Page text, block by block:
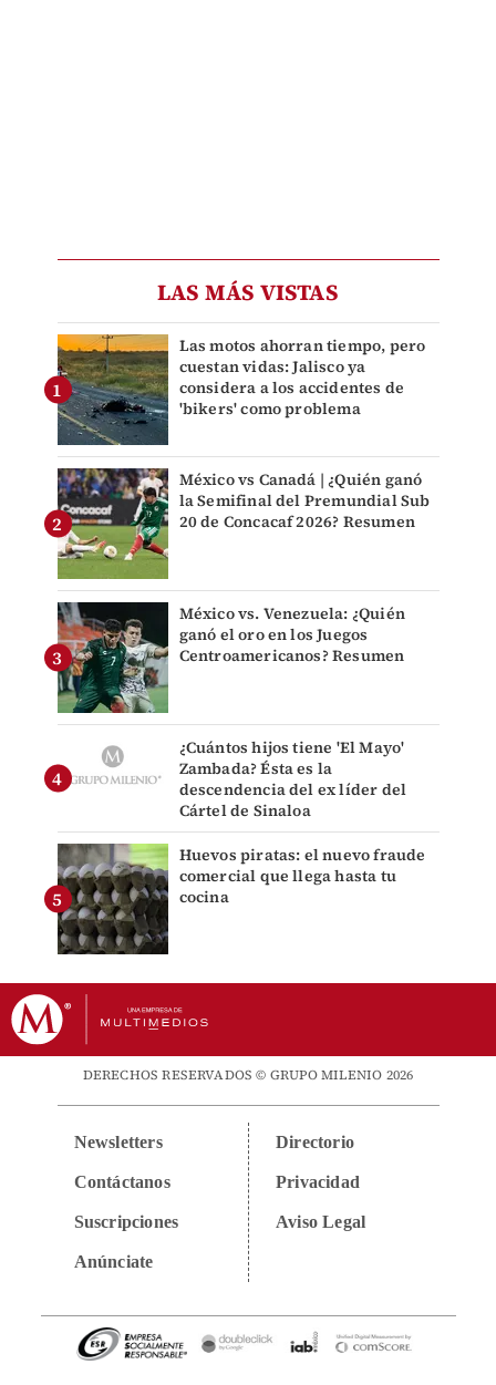
LAS MÁS VISTAS
Las motos ahorran tiempo, pero
cuestan vidas: Jalisco ya
considera a los accidentes de
'bikers' como problema
México vs Canadá | ¿Quién ganó
la Semifinal del Premundial Sub
20 de Concacaf 2026? Resumen
México vs. Venezuela: ¿Quién
ganó el oro en los Juegos
Centroamericanos? Resumen
¿Cuántos hijos tiene 'El Mayo'
Zambada? Ésta es la
descendencia del ex líder del
Cártel de Sinaloa
Huevos piratas: el nuevo fraude
comercial que llega hasta tu
cocina
DERECHOS RESERVADOS © GRUPO MILENIO 2026
Newsletters
Contáctanos
Suscripciones
Anúnciate
Directorio
Privacidad
Aviso Legal